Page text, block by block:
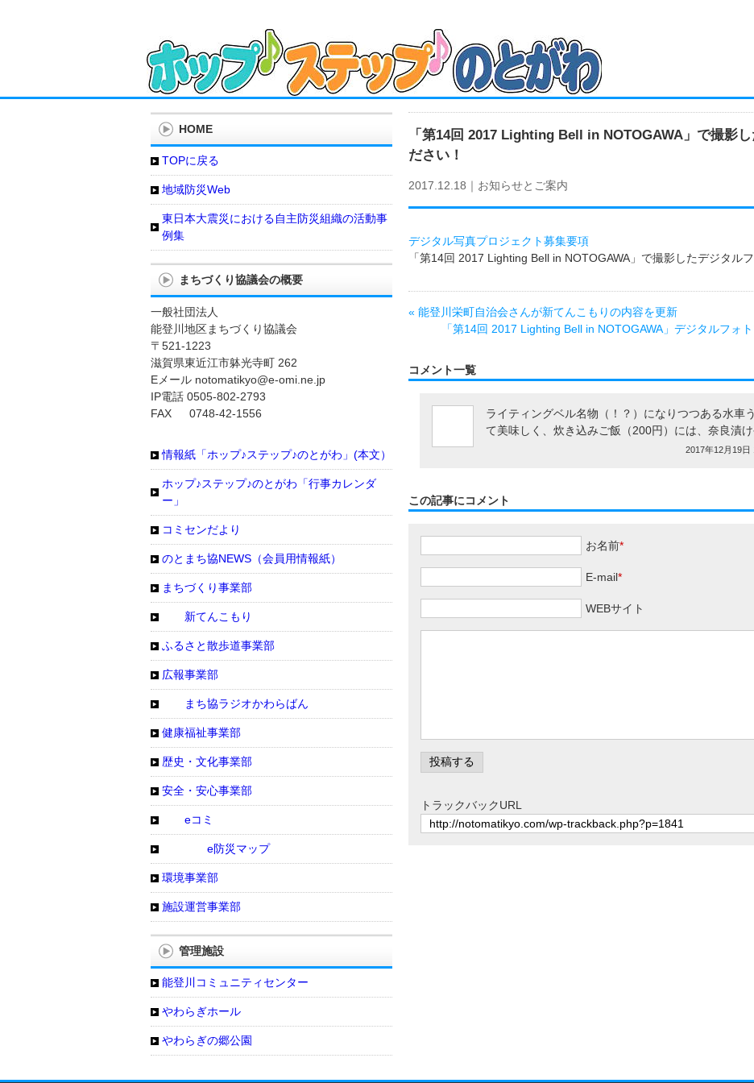
「第14回 2017 Lighting Bell in NOTOGAWA」で撮影
ださい！
2017.12.18｜ お知らせとご案内
デジタル写真プロジェクト募集要項
「第14回 2017 Lighting Bell in NOTOGAWA」で撮影したデジタル
« 能登川栄町自治会さんが新てんこもりの内容を更新
「第14回 2017 Lighting Bell in NOTOGAWA」デジタルフォ
コメント一覧
ライティングベル名物（！？）になりつつある水車
て美味しく、炊き込みご飯（200円）には、奈良漬
2017年12月19日
この記事にコメント
お名前*
E-mail*
WEBサイト
トラックバックURL
HOME
TOPに戻る
地域防災Web
東日本大震災における自主防災組織の活動事
例集
まちづくり協議会の概要
一般社団法人
能登川地区まちづくり協議会
〒521-1223
滋賀県東近江市躰光寺町 262
Eメール notomatikyo@e-omi.ne.jp
IP電話 0505-802-2793
FAX 0748-42-1556
情報紙「ホップ♪ステップ♪のとがわ」(本文）
ホップ♪ステップ♪のとがわ「行事カレンダ
ー」
コミセンだより
のとまち協NEWS（会員用情報紙）
まちづくり事業部
新てんこもり
ふるさと散歩道事業部
広報事業部
まち協ラジオかわらばん
健康福祉事業部
歴史・文化事業部
安全・安心事業部
eコミ
e防災マップ
環境事業部
施設運営事業部
管理施設
能登川コミュニティセンター
やわらぎホール
やわらぎの郷公園